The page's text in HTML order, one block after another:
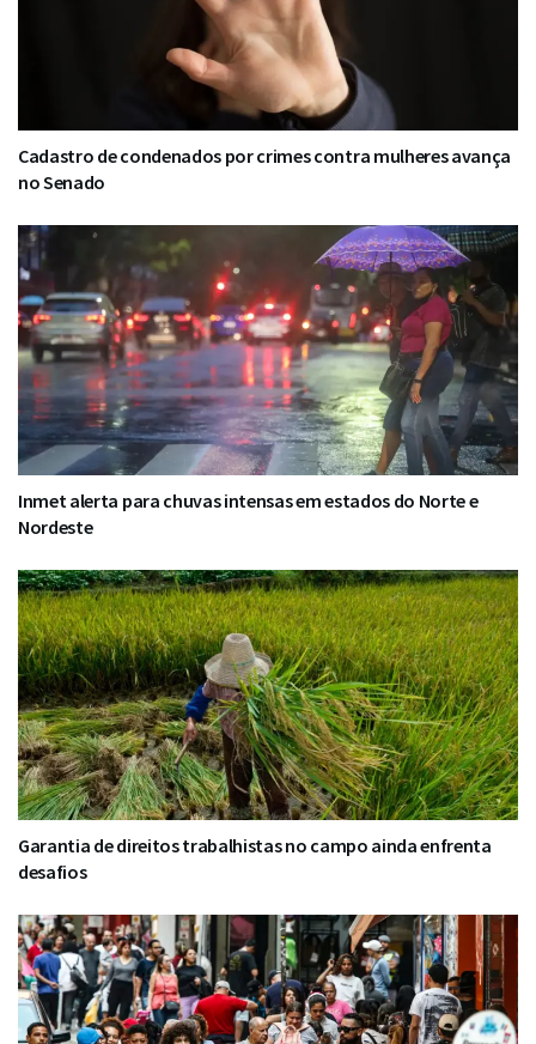
Cadastro de condenados por crimes contra mulheres avança
no Senado
Inmet alerta para chuvas intensas em estados do Norte e
Nordeste
Garantia de direitos trabalhistas no campo ainda enfrenta
desafios